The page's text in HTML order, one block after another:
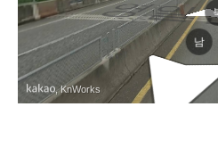
영 남
, KnWorks